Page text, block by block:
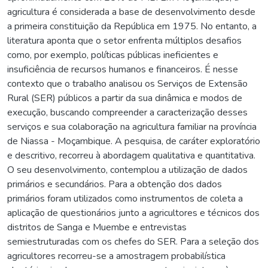
agricultura é considerada a base de desenvolvimento desde
a primeira constituição da República em 1975. No entanto, a
literatura aponta que o setor enfrenta múltiplos desafios
como, por exemplo, políticas públicas ineficientes e
insuficiência de recursos humanos e financeiros. É nesse
contexto que o trabalho analisou os Serviços de Extensão
Rural (SER) públicos a partir da sua dinâmica e modos de
execução, buscando compreender a caracterização desses
serviços e sua colaboração na agricultura familiar na província
de Niassa - Moçambique. A pesquisa, de caráter exploratório
e descritivo, recorreu à abordagem qualitativa e quantitativa.
O seu desenvolvimento, contemplou a utilização de dados
primários e secundários. Para a obtenção dos dados
primários foram utilizados como instrumentos de coleta a
aplicação de questionários junto a agricultores e técnicos dos
distritos de Sanga e Muembe e entrevistas
semiestruturadas com os chefes do SER. Para a seleção dos
agricultores recorreu-se a amostragem probabilística